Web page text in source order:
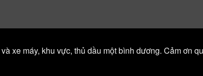
xe máy, khu vực, thủ dầu một bình dương. Cảm ơn